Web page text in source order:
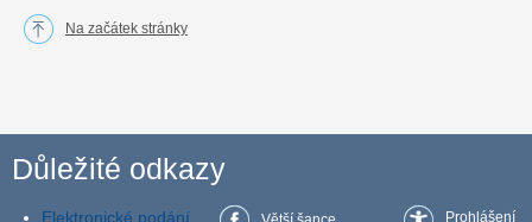
Na začátek stránky
Důležité odkazy
Elektronické podání Prohlášení